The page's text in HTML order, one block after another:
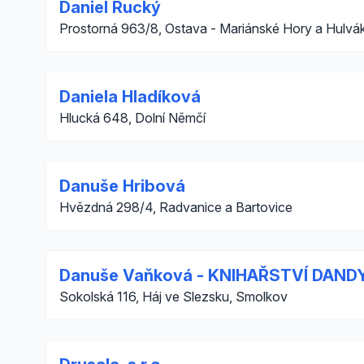
Daniel Rucký
Prostorná 963/8, Ostava - Mariánské Hory a
Daniela Hladíková
Hlucká 648, Dolní Němčí
Danuše Hribová
Hvězdná 298/4, Radvanice a Bartovice
Danuše Vaňková - KNIHAŘSTVÍ
Sokolská 116, Háj ve Slezsku, Smolkov